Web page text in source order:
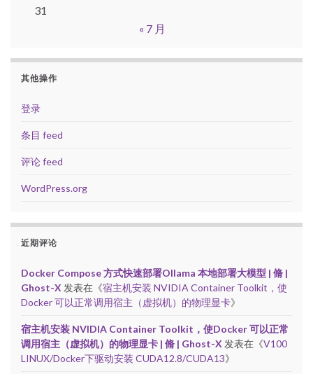
31
« 7 月
其他操作
登录
条目 feed
评论 feed
WordPress.org
近期评论
Docker Compose 方式快速部署Ollama 本地部署大模型 | 脩 |
Ghost-X 发表在《宿主机安装 NVIDIA Container Toolkit，使
Docker 可以正常调用宿主（虚拟机）的物理显卡》
宿主机安装 NVIDIA Container Toolkit，使Docker 可以正常
调用宿主（虚拟机）的物理显卡 | 脩 | Ghost-X 发表在《V100
LINUX/Docker下驱动安装 CUDA12.8/CUDA13》